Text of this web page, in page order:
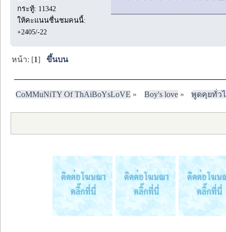
กระทู้: 11342
ให้คะแนนชื่นชมคนนี้:
+2405/-22
หน้า: [1]ขึ้นบน
CoMMuNiTY Of ThAiBoYsLoVE » Boy's love» พูดคุยทั่ว